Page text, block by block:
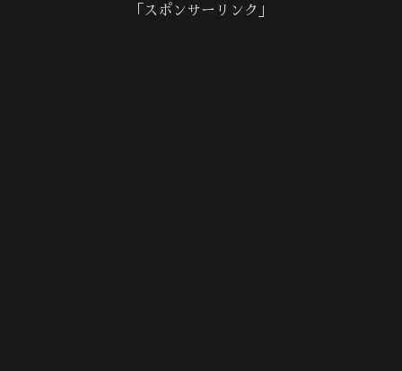
「スポンサーリンク」